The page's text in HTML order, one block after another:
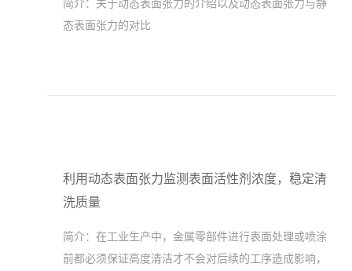
态表面张力的对比
利用动态表面张力监测表面活性剂浓度，稳定清
洗质量
简介： 在工业生产中，金属零部件进行表面处理或喷涂
前都必须保证高度清洁才不会对后续的工序造成影响，